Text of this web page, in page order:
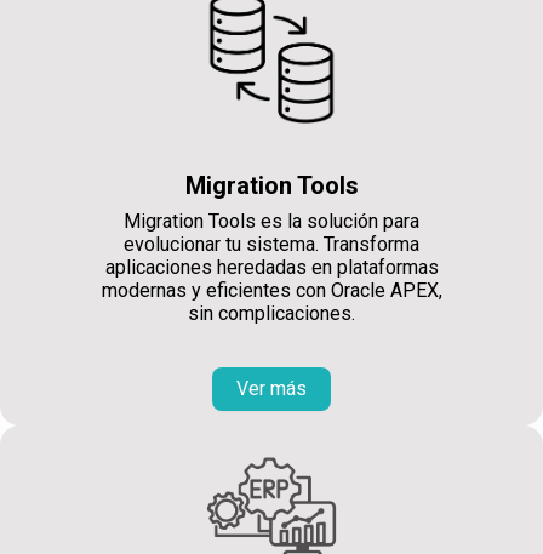
Migration Tools
Migration Tools es la solución para
evolucionar tu sistema. Transforma
aplicaciones heredadas en plataformas
modernas y eficientes con Oracle APEX,
sin complicaciones.
Ver más